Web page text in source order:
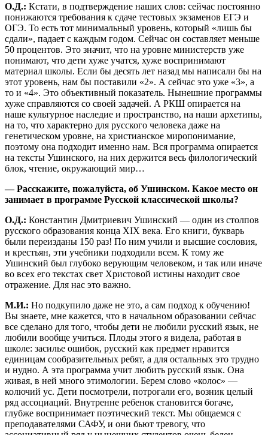
О.Д.: Кстати, в подтверждение наших слов: сейчас постоянно
понижаются требования к сдаче тестовых экзаменов ЕГЭ и
ОГЭ. То есть тот минимальный уровень, который «лишь бы
сдали», падает с каждым годом. Сейчас он составляет меньше
50 процентов. Это значит, что на уровне министерств уже
понимают, что дети хуже учатся, хуже воспринимают
материал школы. Если бы десять лет назад мы написали бы на
этот уровень, нам бы поставили «2». А сейчас это уже «3», а
то и «4». Это объективный показатель. Нынешние программы
хуже справляются со своей задачей. А РКШ опирается на
наше культурное наследие и пространство, на наши архетипы,
на то, что характерно для русского человека даже на
генетическом уровне, на христианское миропонимание,
поэтому она подходит именно нам. Вся программа опирается
на тексты Ушинского, на них держится весь филологический
блок, чтение, окружающий мир…
— Расскажите, пожалуйста, об Ушинском. Какое место он
занимает в программе Русской классической школы?
О.Д.: Константин Дмитриевич Ушинский — один из столпов
русского образования конца XIX века. Его книги, букварь
были переизданы 150 раз! По ним учили и высшие сословия,
и крестьян, эти учебники подходили всем. К тому же
Ушинский был глубоко верующим человеком, и так или иначе
во всех его текстах свет Христовой истины находит свое
отражение. Для нас это важно.
М.И.: Но подкупило даже не это, а сам подход к обучению!
Вы знаете, мне кажется, что в начальном образовании сейчас
все сделано для того, чтобы дети не любили русский язык, не
любили вообще учиться. Плоды этого я видела, работая в
школе: засилье ошибок, русский как предмет нравится
единицам сообразительных ребят, а для остальных это трудно
и нудно. А эта программа учит любить русский язык. Она
живая, в ней много этимологии. Берем слово «колос» —
колючий ус. Дети посмотрели, потрогали его, возник целый
ряд ассоциаций. Внутренне ребенок становится богаче,
глубже воспринимает поэтический текст. Мы общаемся с
преподавателями САФУ, и они бьют тревогу, что